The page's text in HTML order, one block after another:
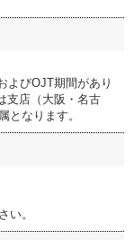
よびOJT期間があり
支店（大阪・名古
となります。
い。